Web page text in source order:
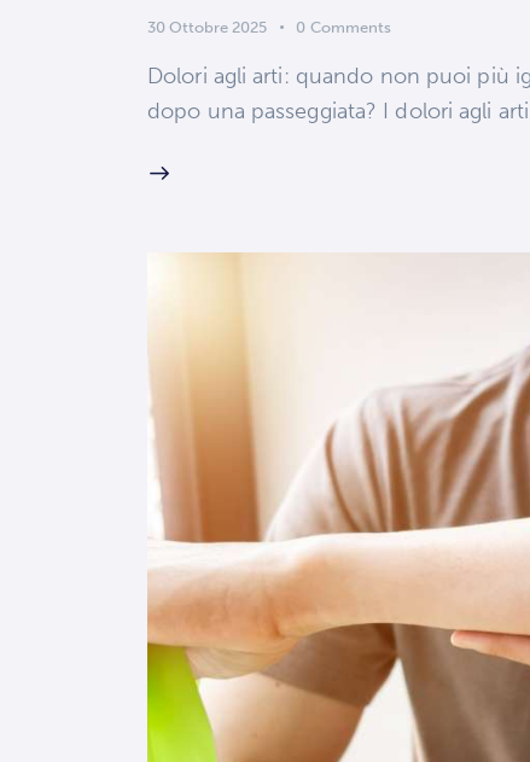
30 Ottobre 2025 0 Comments
Dolori agli arti: quando non puoi più
dopo una passeggiata? I dolori agli